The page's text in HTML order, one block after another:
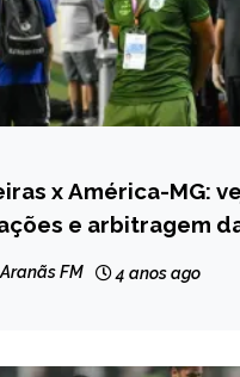
x América-MG:
e arbitragem
Aranãs FM 4 anos ago